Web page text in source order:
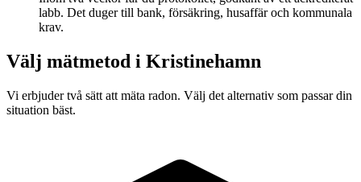
labb. Det duger till bank, försäkring, husaffär och kommunala
krav.
Välj mätmetod i Kristinehamn
Vi erbjuder två sätt att mäta radon. Välj det alternativ som passar din
situation bäst.